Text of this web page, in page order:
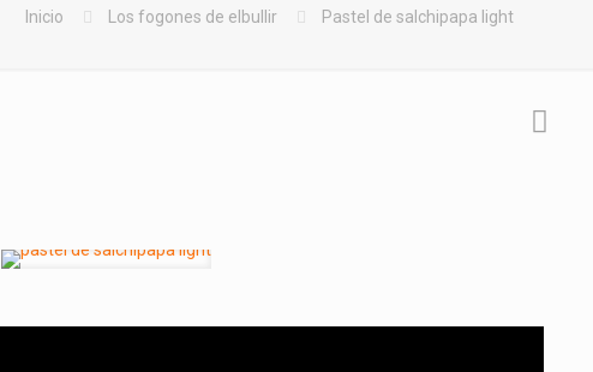
Inicio Los fogones de elbullir Pastel de salchipapa light